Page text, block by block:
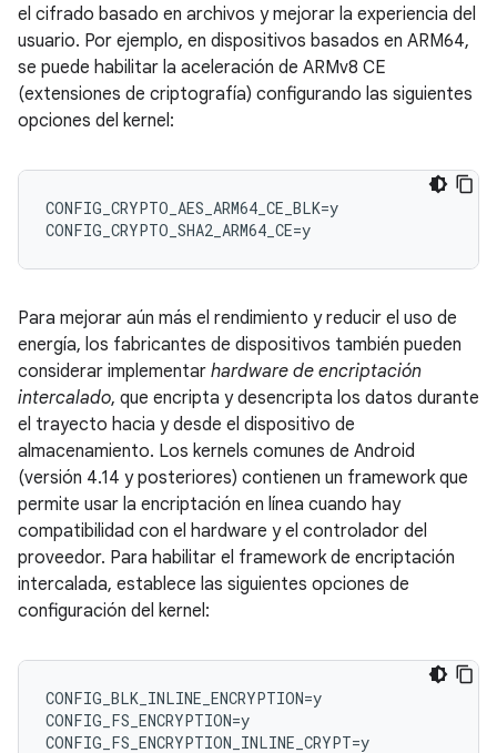
el cifrado basado en archivos y mejorar la experiencia del
usuario. Por ejemplo, en dispositivos basados en ARM64,
se puede habilitar la aceleración de ARMv8 CE
(extensiones de criptografía) configurando las siguientes
opciones del kernel:
CONFIG_CRYPTO_AES_ARM64_CE_BLK=y
Para mejorar aún más el rendimiento y reducir el uso de
energía, los fabricantes de dispositivos también pueden
considerar implementar hardware de encriptación
intercalado, que encripta y desencripta los datos durante
el trayecto hacia y desde el dispositivo de
almacenamiento. Los kernels comunes de Android
(versión 4.14 y posteriores) contienen un framework que
permite usar la encriptación en línea cuando hay
compatibilidad con el hardware y el controlador del
proveedor. Para habilitar el framework de encriptación
intercalada, establece las siguientes opciones de
configuración del kernel:
CONFIG_BLK_INLINE_ENCRYPTION=y
CONFIG_FS_ENCRYPTION=y